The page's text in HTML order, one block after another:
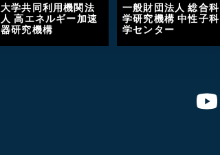
大学共同利用機関法
人 高エネルギー加速
器研究機構
一般財団法人 総合科
学研究機構 中性子科
学センター